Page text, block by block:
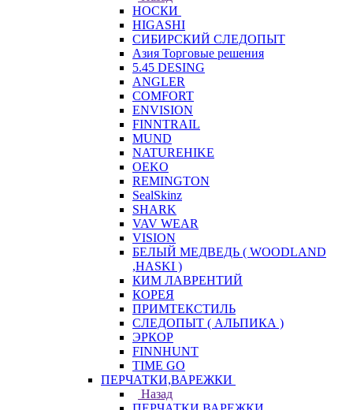
НОСКИ
HIGASHI
СИБИРСКИЙ СЛЕДОПЫТ
Азия Торговые решения
5.45 DESING
ANGLER
COMFORT
ENVISION
FINNTRAIL
MUND
NATUREHIKE
OEKO
REMINGTON
SealSkinz
SHARK
VAV WEAR
VISION
БЕЛЫЙ МЕДВЕДЬ ( WOODLAND
,HASKI )
КИМ ЛАВРЕНТИЙ
КОРЕЯ
ПРИМТЕКСТИЛЬ
СЛЕДОПЫТ ( АЛЬПИКА )
ЭРКОР
FINNHUNT
TIME GO
ПЕРЧАТКИ,ВАРЕЖКИ
Назад